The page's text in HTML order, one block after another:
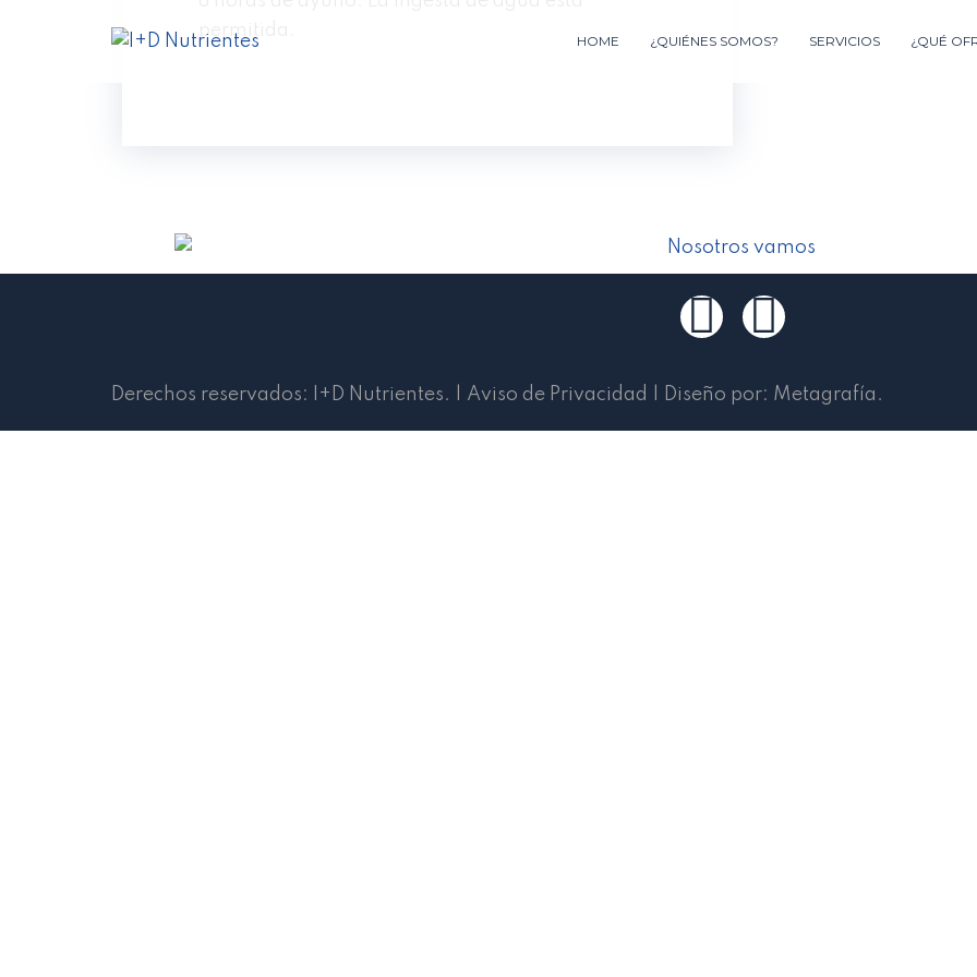
HOME ¿QUIÉNES SOMOS? SERVICIOS ¿QUÉ
permitida.
Derechos reservados: I+D Nutrientes. Aviso de Privacidad Diseño por: Metagrafía .